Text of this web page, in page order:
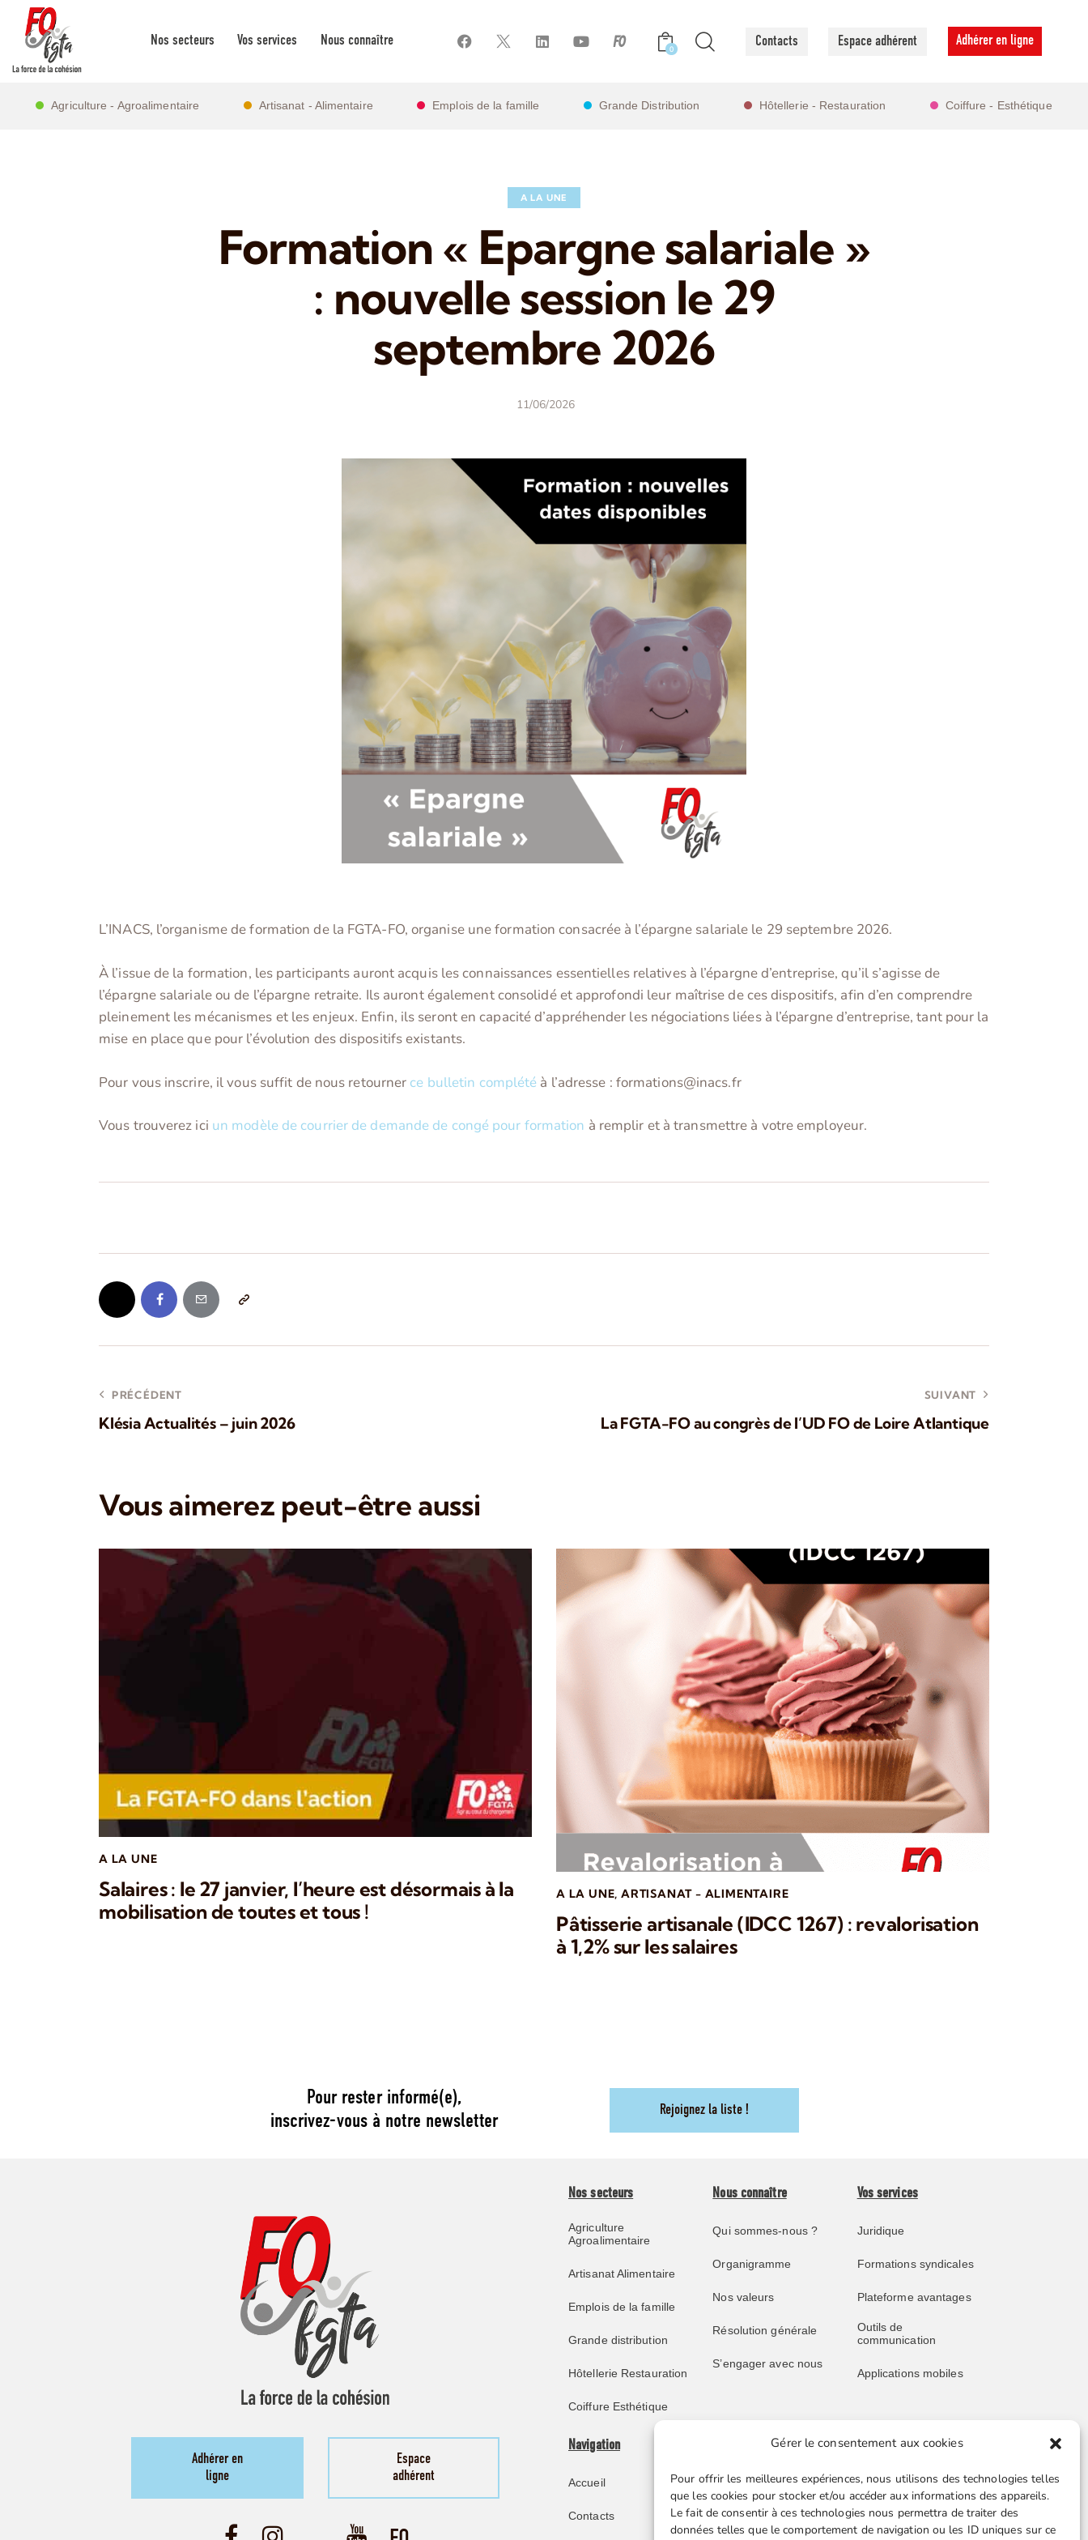
Gérer le consentement aux cookies
Pour offrir les meilleures expériences, nous utilisons des technologies telles
que les cookies pour stocker et/ou accéder aux informations des appareils.
Le fait de consentir à ces technologies nous permettra de traiter des
données telles que le comportement de navigation ou les ID uniques sur ce
Nos secteurs Vos services Nous connaître
0 Contacts Espace adhérent Adhérer en ligne
Agriculture - Agroalimentaire Artisanat - Alimentaire Emplois de la famille Grande Distribution Hôtellerie - Restauration Coiffure - Esthétique
A LA UNE
Formation « Epargne salariale »
: nouvelle session le 29
septembre 2026
11/06/2026
L’INACS, l’organisme de formation de la FGTA-FO, organise une formation consacrée à l’épargne salariale le 29 septembre 2026.
À l’issue de la formation, les participants auront acquis les connaissances essentielles relatives à l’épargne d’entreprise, qu’il s’agisse de
l’épargne salariale ou de l’épargne retraite. Ils auront également consolidé et approfondi leur maîtrise de ces dispositifs, afin d’en comprendre
pleinement les mécanismes et les enjeux. Enfin, ils seront en capacité d’appréhender les négociations liées à l’épargne d’entreprise, tant pour la
mise en place que pour l’évolution des dispositifs existants.
Pour vous inscrire, il vous suffit de nous retourner ce bulletin complété à l’adresse : formations@inacs.fr
Vous trouverez ici un modèle de courrier de demande de congé pour formation à remplir et à transmettre à votre employeur.
PRÉCÉDENT
Klésia Actualités – juin 2026
SUIVANT
La FGTA-FO au congrès de l’UD FO de Loire Atlantique
Vous aimerez peut-être aussi
A LA UNE
Salaires : le 27 janvier, l’heure est désormais à la
mobilisation de toutes et tous !
A LA UNE,ARTISANAT - ALIMENTAIRE
Pâtisserie artisanale (IDCC 1267) : revalorisation
à 1,2% sur les salaires
Pour rester informé(e),
inscrivez-vous à notre newsletter
Rejoignez la liste !
Adhérer en
ligne
Espace
adhérent
Nos secteurs
Agriculture
Agroalimentaire
Artisanat Alimentaire
Emplois de la famille
Grande distribution
Hôtellerie Restauration
Coiffure Esthétique
Nous connaître
Qui sommes-nous ?
Organigramme
Nos valeurs
Résolution générale
S’engager avec nous
Vos services
Juridique
Formations syndicales
Plateforme avantages
Outils de
communication
Applications mobiles
Navigation
Accueil
Contacts
Publications
Nos publications
Repère juridique
Liens utiles
Boutique en ligne
Espace Presse